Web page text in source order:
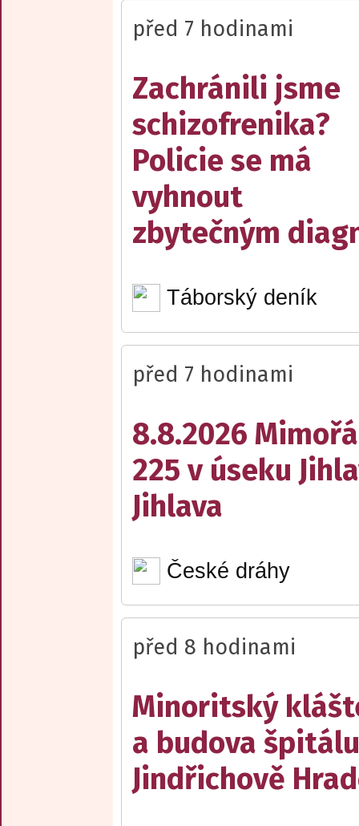
před 7 hodinami
Zachránili jsme
schizofrenika?
Policie se má
vyhnout
zbytečným
Táborský deník
před 7 hodinami
8.8.2026
225 v úseku
Jihlava
České dráhy
před 8 hodinami
Minoritský
a budova
Jindřichově